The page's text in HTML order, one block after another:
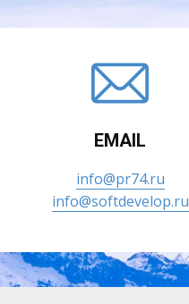
EMAIL
info@pr74.ru
info@softdevelop.ru